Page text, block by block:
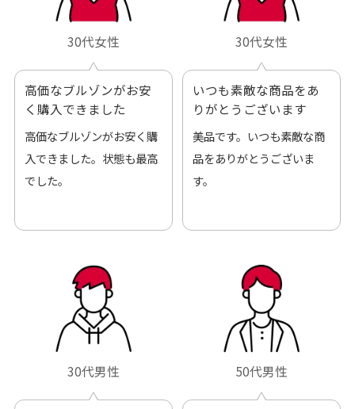
30代女性
高価なブルゾンがお安
く購入できました
高価なブルゾンがお安く購
入できました。状態も最高
でした。
30代女性
いつも素敵な商品をあ
りがとうございます
美品です。いつも素敵な商
品をありがとうございま
す。
30代男性 50代男性